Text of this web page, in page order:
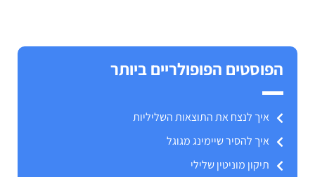
הפוסטים הפופולריים ביותר
איך לנצח את התוצאות השליליות
איך להסיר שיימינג מגוגל
תיקון מוניטין שלילי